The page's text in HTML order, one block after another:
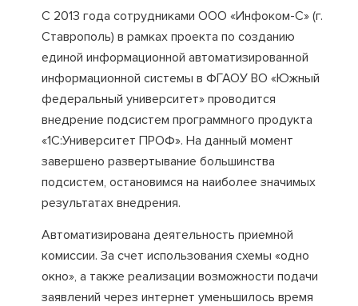
С 2013 года сотрудниками ООО «Инфоком-С» (г.
Ставрополь) в рамках проекта по созданию
единой информационной автоматизированной
информационной системы в ФГАОУ ВО «Южный
федеральный университет» проводится
внедрение подсистем программного продукта
«1С:Университет ПРОФ». На данный момент
завершено развертывание большинства
подсистем, остановимся на наиболее значимых
результатах внедрения.
Автоматизирована деятельность приемной
комиссии. За счет использования схемы «одно
окно», а также реализации возможности подачи
заявлений через интернет уменьшилось время